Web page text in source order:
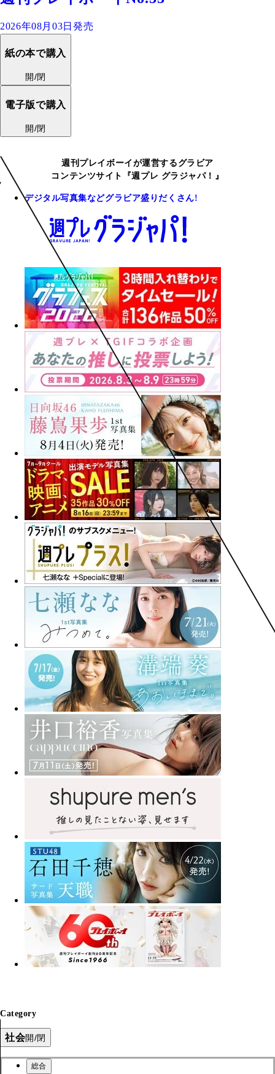
2026年08月03日発売
紙の本で購入
開/閉
電子版で購入
開/閉
週刊プレイボーイが運営するグラビア
コンテンツサイト『週プレ グラジャパ！』
デジタル写真集などグラビア盛りだくさん!
Category
社会開/閉
総合